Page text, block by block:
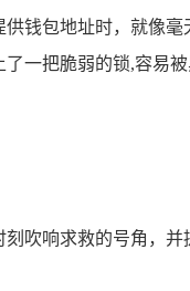
钱包地址时，就像
一把脆弱的锁,容易被
吹响求救的号角，